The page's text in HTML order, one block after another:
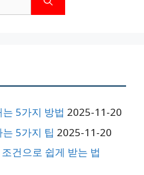
5가지 방법 2025-11-20
5가지 팁 2025-11-20
건으로 쉽게 받는 법